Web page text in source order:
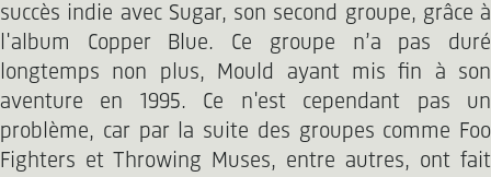
succès indie avec Sugar, son second groupe, grâce à
l'album Copper Blue. Ce groupe n’a pas duré
longtemps non plus, Mould ayant mis fin à son
aventure en 1995. Ce n'est cependant pas un
problème, car par la suite des groupes comme Foo
Fighters et Throwing Muses, entre autres, ont fait